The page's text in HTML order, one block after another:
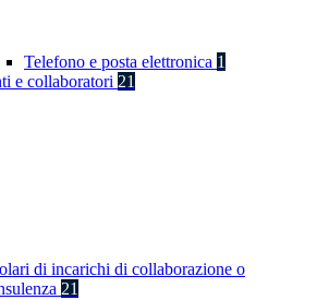
Telefono e posta elettronica 1
e collaboratori 21
di incarichi di collaborazione o
21